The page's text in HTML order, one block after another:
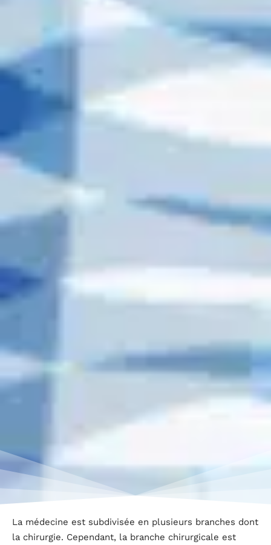
La médecine est subdivisée en plusieurs branches dont
la chirurgie. Cependant, la branche chirurgicale est